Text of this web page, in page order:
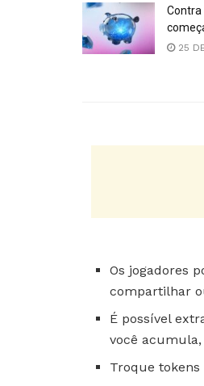
Contra
25
Os jogadores
compartilhar
É possível
você acumula,
Troque